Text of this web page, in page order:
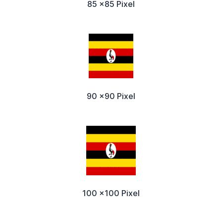
85 x85 Pixel
90 x90 Pixel
100 x100 Pixel